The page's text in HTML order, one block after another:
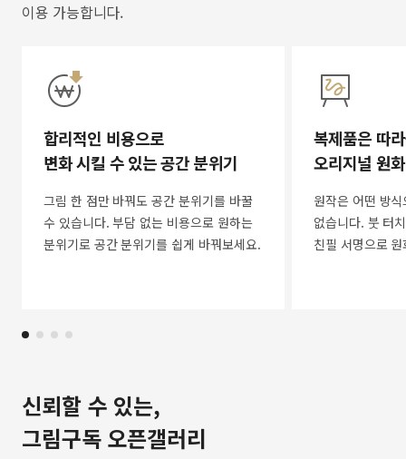
이용 가능합니다.
합리적인 비용으로
변화 시킬 수 있는 공간 분위기
그림 한 점만 바꿔도 공간 분위기를 바꿀
수 있습니다. 부담 없는 비용으로 원하는
분위기로 공간 분위기를 쉽게 바꿔보세요.
복제품은 따
오리지널 원
원작은 어떤 방
없습니다. 붓 터
친필 서명으로
신뢰할 수 있는,
그림구독 오픈갤러리